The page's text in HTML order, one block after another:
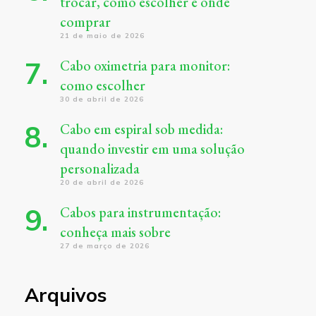
comprar
21 de maio de 2026
Cabo oximetria para monitor:
como escolher
30 de abril de 2026
Cabo em espiral sob medida:
quando investir em uma solução
personalizada
20 de abril de 2026
Cabos para instrumentação:
conheça mais sobre
27 de março de 2026
Arquivos